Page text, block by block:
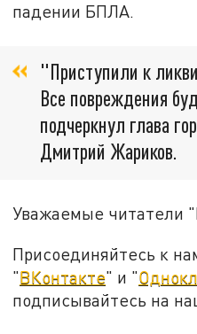
падении БПЛА.
"Приступили к
Все повреждения
подчеркнул глава
Дмитрий Жариков.
Уважаемые читатели
Присоединяйтесь к
"ВКонтакте" и "
подписывайтесь на